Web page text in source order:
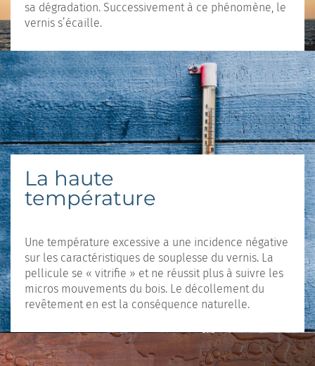
sa dégradation. Successivement à ce phénomène, le
vernis s’écaille.
La haute
température
Une température excessive a une incidence négative
sur les caractéristiques de souplesse du vernis. La
pellicule se « vitrifie » et ne réussit plus à suivre les
micros mouvements du bois. Le décollement du
revêtement en est la conséquence naturelle.